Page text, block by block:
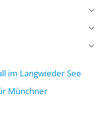
im Langwieder See
Münchner